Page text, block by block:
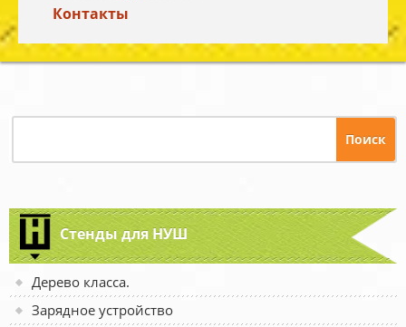
Контакты
Стенды для НУШ
Дерево класса.
Зарядное устройство